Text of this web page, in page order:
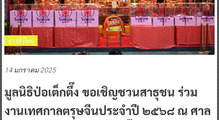
ข่าวทั่วไทย
14 มกราคม 2025
มูลนิธิป่อเต็กตึ๊ง ขอเชิญชวนสาธุชน ร่วม
งานเทศกาลตรุษจีนประจำปี ๒๕๖๘ ณ ศาล